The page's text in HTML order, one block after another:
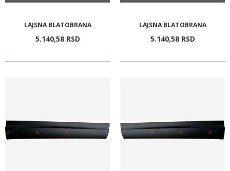
LAJSNA BLATOBRANA
5.140,58 RSD
LAJSNA BLATOBRANA
5.140,58 RSD